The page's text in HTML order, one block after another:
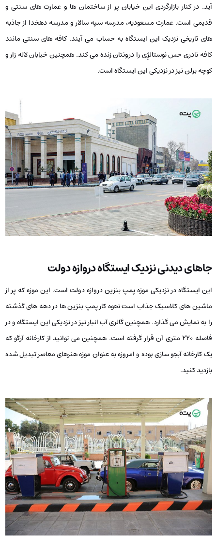
آید. در کنار بازارگردی این خیابان پر از ساختمان ها و عمارت های سنتی و
قدیمی است. عمارت مسعودیه، مدرسه سپه سالار و مدرسه دهخدا از جاذبه
های تاریخی نزدیک این ایستگاه به حساب می آیند. کافه های سنتی مانند
کافه نادری حس نوستالژِی را درونتان زنده می کند. همچنین خیابان لاله زار و
کوچه برلن نیز در نزدیکی این ایستگاه است.
جاهای دیدنی نزدیک ایستگاه دروازه دولت
این ایستگاه در نزدیکی موزه پمپ بنزین دروازه دولت است. این موزه که پر از
ماشین های کلاسیک جذاب است نحوه کار پمپ بنزین ها در دهه های گذشته
را به نمایش می گذارد. همچنین گالری آب انبار نیز در نزدیکی این ایستگاه و در
فاصله ۲۲۰ متری آن قرار گرفته است. همچنین می توانید از کارخانه آرگو که
یک کارخانه آبجو سازی بوده و امروزه به عنوان موزه هنرهای معاصر تبدیل شده
بازدید کنید.